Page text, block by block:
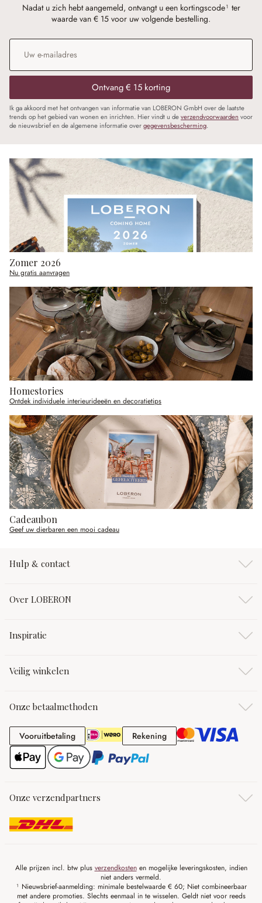
Nadat u zich hebt aangemeld, ontvangt u een kortingscode¹ ter
waarde van € 15 voor uw volgende bestelling.
E-mailadres
Ontvang € 15 korting
Ik ga akkoord met het ontvangen van informatie van LOBERON GmbH over de laatste
trends op het gebied van wonen en inrichten. Hier vindt u deverzendvoorwaarden voor
de nieuwsbrief en de algemene informatie overgegevensbescherming.
Zomer 2026
Nu gratis aanvragen
Homestories
Ontdek individuele interieurideeën en decoratietips
Cadeaubon
Geef uw dierbaren een mooi cadeau
Hulp & contact
Over LOBERON
Inspiratie
Veilig winkelen
Onze betaalmethoden
VooruitbetalingVooruitbetaling RekeningRekening
Onze verzendpartners
Alle prijzen incl. btw plus verzendkostenen mogelijke leveringskosten, indien
niet anders vermeld.
¹ Nieuwsbrief-aanmelding: minimale bestelwaarde € 60; Niet combineerbaar
met andere promoties. Slechts eenmaal in te wisselen. Geldt niet voor reeds